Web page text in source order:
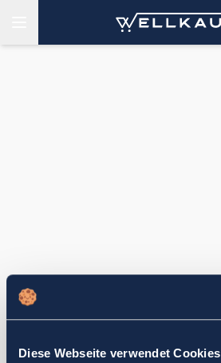
Diese Webseite verwendet Cookies